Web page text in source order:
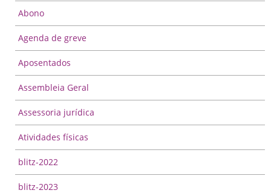
Abono
Agenda de greve
Aposentados
Assembleia Geral
Assessoria jurídica
Atividades físicas
blitz-2022
blitz-2023